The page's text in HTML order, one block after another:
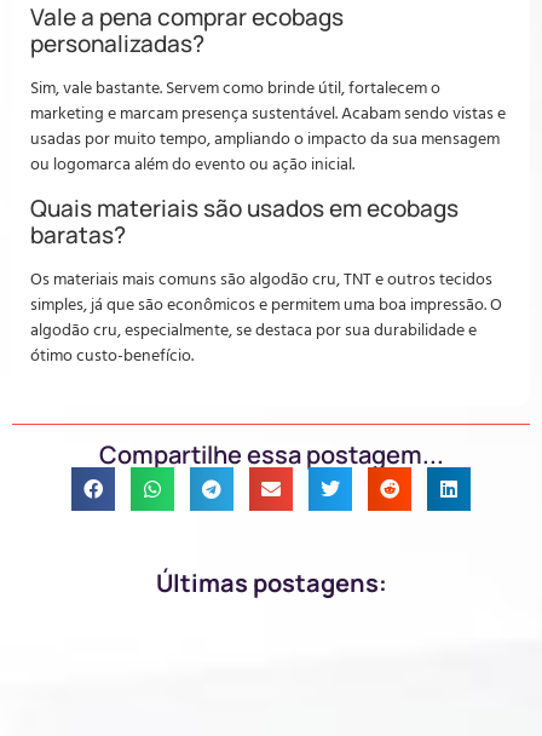
Vale a pena comprar ecobags
personalizadas?
Sim, vale bastante. Servem como brinde útil, fortalecem o
marketing e marcam presença sustentável. Acabam sendo vistas e
usadas por muito tempo, ampliando o impacto da sua mensagem
ou logomarca além do evento ou ação inicial.
Quais materiais são usados em ecobags
baratas?
Os materiais mais comuns são algodão cru, TNT e outros tecidos
simples, já que são econômicos e permitem uma boa impressão. O
algodão cru, especialmente, se destaca por sua durabilidade e
ótimo custo-benefício.
Compartilhe essa postagem...
Últimas postagens: